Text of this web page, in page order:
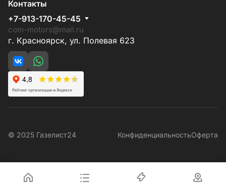
Документы
Условия поставки
Отзывы
Условия доставки
Способы оплаты
Гарантия на товар
Контакты
+7-913-170-45-45
com-motors@mail.ru
г. Красноярск, ул. Полевая 623
© 2025 Газелист24 КонфиденциальностьОферта